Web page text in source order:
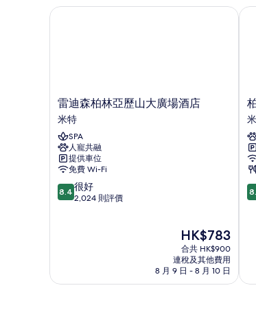
雷
迪
森
柏
林
亞
歷
山
大
雷迪森柏林亞歷山大廣場酒店
米特
SPA
人寵共融
提供車位
免費 Wi-Fi
8.4
分
好，
8.4 很好
2,024 則評價
現
售
HK$783
HK$783
合共 HK$900
連稅及其他費用
8 月 9 日 - 8 月 10 日
雷迪森柏林亞歷山大廣場酒店
柏
林
亞
歷
山
大
廣
場
分
柏